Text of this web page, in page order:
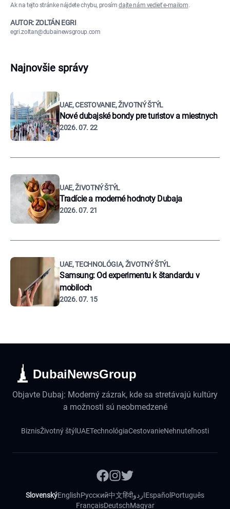
Ak na tejto stránke nájdete chybu, prosímdajte nám vedieť e-mailom.
AUTOR: ZOLTÁN EGRI
egri.zoltan@dubainewsgroup.com
Najnovšie správy
UAE, CESTOVANIE, ŽIVOTNÝ ŠTÝL
Nové dubajské bondy pre turistov a miestnych
2026. 07. 22
UAE, ŽIVOTNÝ ŠTÝL
Tradície a moderné hodnoty Dubaja
2026. 07. 21
UAE, TECHNOLÓGIA, ŽIVOTNÝ ŠTÝL
Samsung: Od experimentu k štandardu v
mobiloch
2026. 07. 15
DubaiNewsGroup
Objavte Dubaj: Moderný zázrak, kde sa stretávajú kultúry
a možnosti sú neobmedzené
BiznisŽivotný štýl UAETechnológiaCestovanieNehnuteľnosti
SlovenskýEnglishРусский中文हिंदीاردوEspañol Português
FrançaisDeutschMagyar